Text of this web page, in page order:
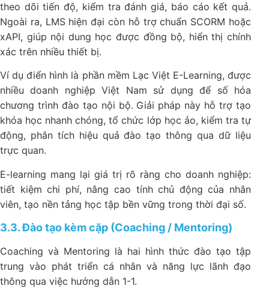
theo dõi tiến độ, kiểm tra đánh giá, báo cáo kết quả.
Ngoài ra, LMS hiện đại còn hỗ trợ chuẩn SCORM hoặc
xAPI, giúp nội dung học được đồng bộ, hiển thị chính
xác trên nhiều thiết bị.
Ví dụ điển hình là phần mềm Lạc Việt E-Learning, được
nhiều doanh nghiệp Việt Nam sử dụng để số hóa
chương trình đào tạo nội bộ. Giải pháp này hỗ trợ tạo
khóa học nhanh chóng, tổ chức lớp học ảo, kiểm tra tự
động, phân tích hiệu quả đào tạo thông qua dữ liệu
trực quan.
E-learning mang lại giá trị rõ ràng cho doanh nghiệp:
tiết kiệm chi phí, nâng cao tính chủ động của nhân
viên, tạo nền tảng học tập bền vững trong thời đại số.
3.3. Đào tạo kèm cặp (Coaching / Mentoring)
Coaching và Mentoring là hai hình thức đào tạo tập
trung vào phát triển cá nhân và năng lực lãnh đạo
thông qua việc hướng dẫn 1-1.